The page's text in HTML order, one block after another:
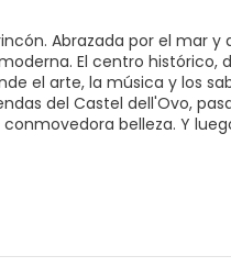
Abrazada por el mar
El centro histórico,
el arte, la música y los
del Castel dell'Ovo,
belleza. Y